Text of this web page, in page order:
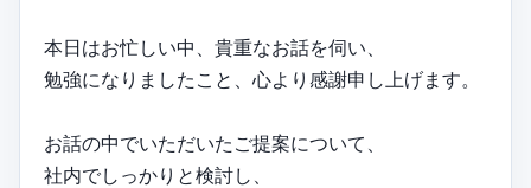
本日はお忙しい中、貴重なお話を伺い、
勉強になりましたこと、心より感謝申し上げます。
お話の中でいただいたご提案について、
社内でしっかりと検討し、